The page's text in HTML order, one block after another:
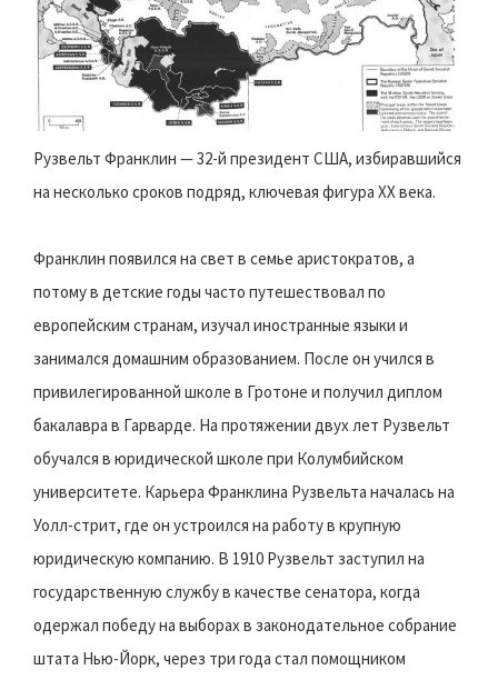
Рузвельт Франклин — 32-й президент США, избиравшийся
на несколько сроков подряд, ключевая фигура XX века.
Франклин появился на свет в семье аристократов, а
потому в детские годы часто путешествовал по
европейским странам, изучал иностранные языки и
занимался домашним образованием. После он учился в
привилегированной школе в Гротоне и получил диплом
бакалавра в Гарварде. На протяжении двух лет Рузвельт
обучался в юридической школе при Колумбийском
университете. Карьера Франклина Рузвельта началась на
Уолл-стрит, где он устроился на работу в крупную
юридическую компанию. В 1910 Рузвельт заступил на
государственную службу в качестве сенатора, когда
одержал победу на выборах в законодательное собрание
штата Нью-Йорк, через три года стал помощником